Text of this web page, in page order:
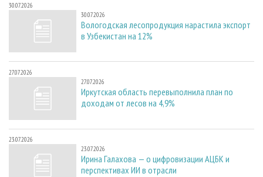
30.07.2026
30.07.2026
Вологодская лесопродукция нарастила экспорт
в Узбекистан на 12%
27.07.2026
27.07.2026
Иркутская область перевыполнила план по
доходам от лесов на 4,9%
23.07.2026
23.07.2026
Ирина Галахова — о цифровизации АЦБК и
перспективах ИИ в отрасли